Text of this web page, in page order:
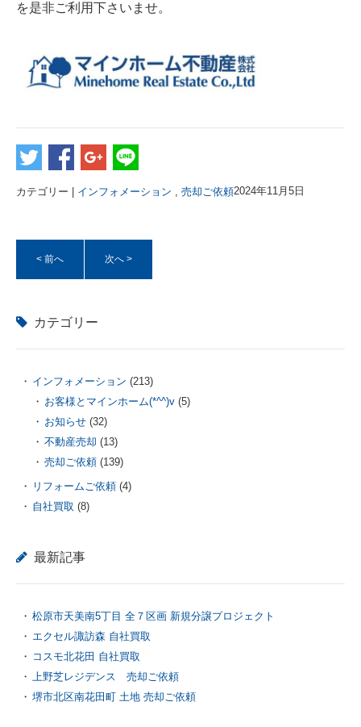
を是非ご利用下さいませ。
カテゴリー | インフォメーション 売却ご依頼2024年11月5日
< 前へ 次へ >
カテゴリー
インフォメーション (213)
お客様とマインホーム(*^^)v (5)
お知らせ (32)
不動産売却 (13)
売却ご依頼 (139)
リフォームご依頼 (4)
自社買取 (8)
最新記事
松原市天美南5丁目 全７区画 新規分譲プロジェクト
エクセル諏訪森 自社買取
コスモ北花田 自社買取
上野芝レジデンス 売却ご依頼
堺市北区南花田町 土地 売却ご依頼